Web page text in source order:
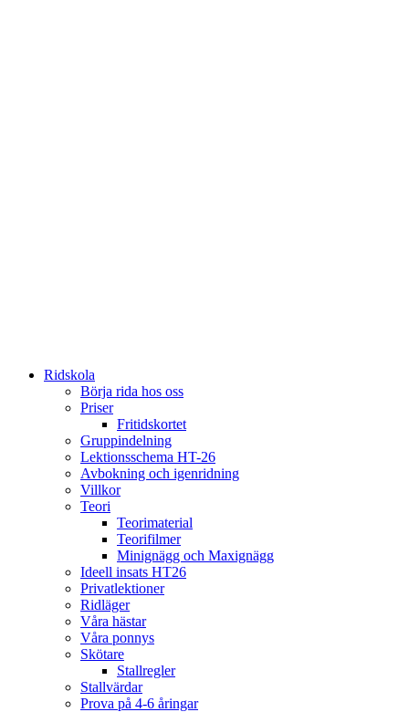
Ridskola
Börja rida hos oss
Priser
Fritidskortet
Gruppindelning
Lektionsschema HT-26
Avbokning och igenridning
Villkor
Teori
Teorimaterial
Teorifilmer
Minignägg och Maxignägg
Ideell insats HT26
Privatlektioner
Ridläger
Våra hästar
Våra ponnys
Skötare
Stallregler
Stallvärdar
Prova på 4-6 åringar